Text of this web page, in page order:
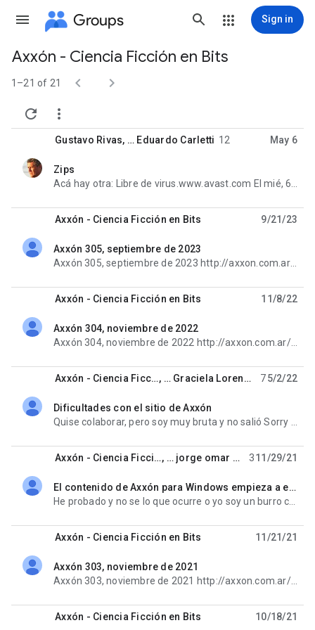
Groups Sign in
Group
path
Axxón - Ciencia Ficción en Bits
1–21 of 21 



Gustavo Rivas, … Eduardo Carletti 12 May 6
Zips
unread,
Axxón - Ciencia Ficción en Bits 9/21/23
Axxón 305, septiembre de 2023
Axxón 305, septiembre de 2023 http://axxon.com.ar/rev/305/ FICCIONES: - «Y nuestros ojos lo verán»,
unread,
Axxón - Ciencia Ficción en Bits 11/8/22
Axxón 304, noviembre de 2022
Axxón 304, noviembre de 2022 http://axxon.com.ar/rev/304/ FICCIONES: - «El vendedor de caramelos»,
unread,
Axxón - Ciencia Ficción en Bits, … Graciela Lorenzo Tillard 75/2/22
Dificultades con el sitio de Axxón
unread,
Axxón - Ciencia Ficción en Bits, … jorge omar Vegega 311/29/21
El contenido de Axxón para Windows empieza a estar completo en el sitio web
unread,
Axxón - Ciencia Ficción en Bits 11/21/21
Axxón 303, noviembre de 2021
Axxón 303, noviembre de 2021 http://axxon.com.ar/rev/303/ EDITORIAL: - «Grageas axxónicas», Marcelo
unread,
Axxón - Ciencia Ficción en Bits 10/18/21